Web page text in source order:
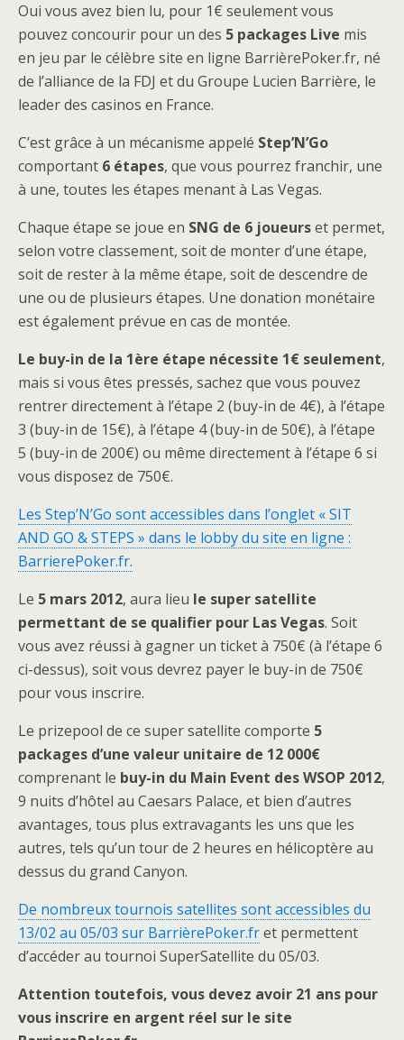
Oui vous avez bien lu, pour 1€ seulement vous
pouvez concourir pour un des 5 packages Live mis
en jeu par le célèbre site en ligne BarrièrePoker.fr, né
de l’alliance de la FDJ et du Groupe Lucien Barrière, le
leader des casinos en France.
C’est grâce à un mécanisme appelé Step’N’Go
comportant 6 étapes, que vous pourrez franchir, une
à une, toutes les étapes menant à Las Vegas.
Chaque étape se joue en SNG de 6 joueurset permet,
selon votre classement, soit de monter d’une étape,
soit de rester à la même étape, soit de descendre de
une ou de plusieurs étapes. Une donation monétaire
est également prévue en cas de montée.
Le buy-in de la 1ère étape nécessite 1€ seulement,
mais si vous êtes pressés, sachez que vous pouvez
rentrer directement à l’étape 2 (buy-in de 4€), à l’étape
3 (buy-in de 15€), à l’étape 4 (buy-in de 50€), à l’étape
5 (buy-in de 200€) ou même directement à l’étape 6 si
vous disposez de 750€.
Les Step’N’Go sont accessibles dans l’onglet « SIT
AND GO & STEPS » dans le lobby du site en ligne :
BarrierePoker.fr.
Le 5 mars 2012, aura lieu le super satellite
permettant de se qualifier pour Las Vegas. Soit
vous avez réussi à gagner un ticket à 750€ (à l’étape 6
ci-dessus), soit vous devrez payer le buy-in de 750€
pour vous inscrire.
Le prizepool de ce super satellite comporte 5
packages d’une valeur unitaire de 12 000€
comprenant le buy-in du Main Event des WSOP 2012,
9 nuits d’hôtel au Caesars Palace, et bien d’autres
avantages, tous plus extravagants les uns que les
autres, tels qu’un tour de 2 heures en hélicoptère au
dessus du grand Canyon.
De nombreux tournois satellites sont accessibles du
13/02 au 05/03 sur BarrièrePoker.fret permettent
d’accéder au tournoi SuperSatellite du 05/03.
Attention toutefois, vous devez avoir 21 ans pour
vous inscrire en argent réel sur le site